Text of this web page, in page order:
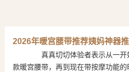
2026年暖宫腰带推荐姨妈神器
真真切切体验者表示从一开始
款暖宫腰带，再到现在带按摩功能的